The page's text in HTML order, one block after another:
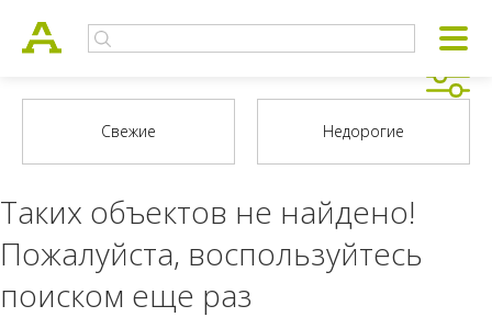
Таких объектов не найдено!
Пожалуйста, воспользуйтесь
поиском еще раз